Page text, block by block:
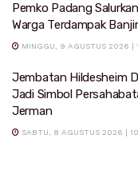
Pemko Padang
Warga Terdampak Banjir
MINGGU, 9 AGUSTUS 2026 |
Jembatan Hildesheim
Jadi Simbol
Jerman
SABTU, 8 AGUSTUS 2026 |